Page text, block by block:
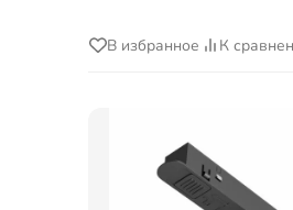
В избранное К